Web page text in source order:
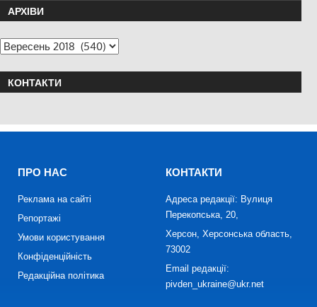
АРХІВИ
КОНТАКТИ
ПРО НАС
Реклама на сайті
Репортажі
Умови користування
Конфіденційність
Редакційна політика
КОНТАКТИ
Адреса редакції: Вулиця
Перекопська, 20,
Херсон, Херсонська область,
73002
Email редакції:
pivden_ukraine@ukr.net